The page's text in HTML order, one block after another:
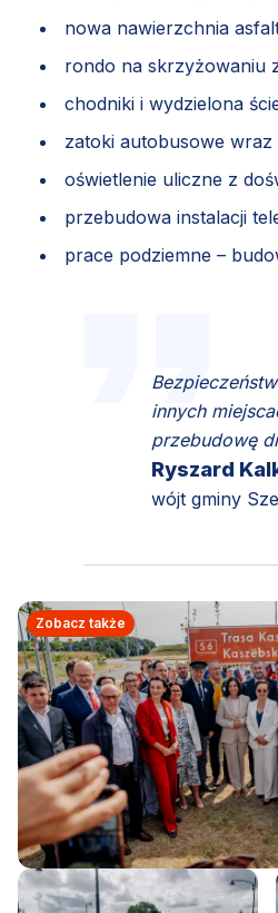
nowa nawierzchnia
rondo na skrzyżowaniu
chodniki i wydzielona
zatoki autobusowe wraz
oświetlenie uliczne z
przebudowa instalacji
prace podziemne –
innych
przebudowę
Ryszard
wójt gminy
Zobacz także